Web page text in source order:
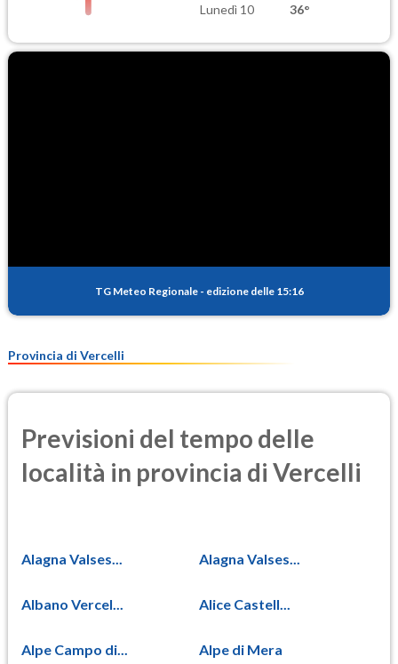
Lunedì 10 36°
TG Meteo Regionale - edizione delle 15:16
Provincia di Vercelli
Previsioni del tempo delle
località in provincia di Vercelli
Alagna Valses... Alagna Valses...
Albano Vercel... Alice Castell...
Alpe Campo di... Alpe di Mera